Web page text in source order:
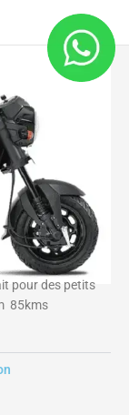
pour des petits
85kms